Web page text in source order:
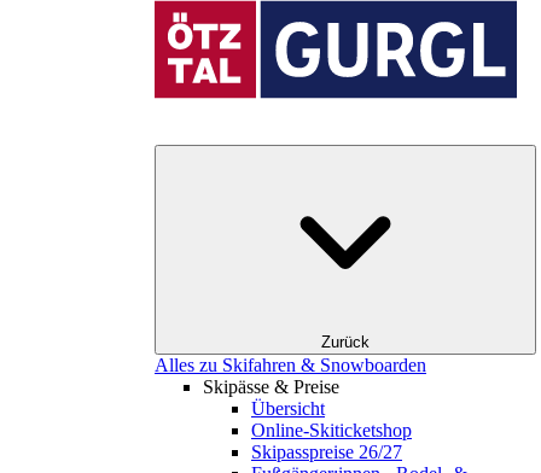
Zurück
Alles zu Skifahren & Snowboarden
Skipässe & Preise
Übersicht
Online-Skiticketshop
Skipasspreise 26/27